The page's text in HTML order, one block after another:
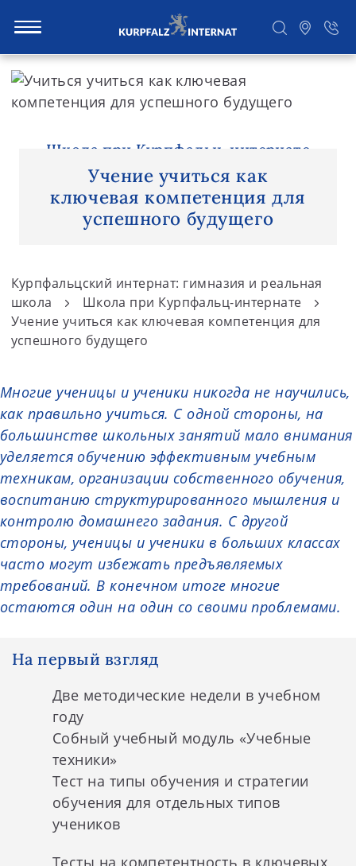
S
Школа при Курпфальц-интернате
Учение учиться как
ключевая компетенция для
успешного будущего
Курпфальцский интернат: гимназия и реальная
школа
Школа при Курпфальц-интернате
Учение учиться как ключевая компетенция для
успешного будущего
Многие ученицы и ученики никогда не научились,
как правильно учиться. С одной стороны, на
большинстве школьных занятий мало внимания
уделяется обучению эффективным учебным
техникам, организации собственного обучения,
воспитанию структурированного мышления и
контролю домашнего задания. С другой
стороны, ученицы и ученики в больших классах
часто могут избежать предъявляемых
требований. В конечном итоге многие
остаются один на один со своими проблемами.
На первый взгляд
Две методические недели в учебном
году
Собный учебный модуль «Учебные
техники»
Тест на типы обучения и стратегии
обучения для отдельных типов
учеников